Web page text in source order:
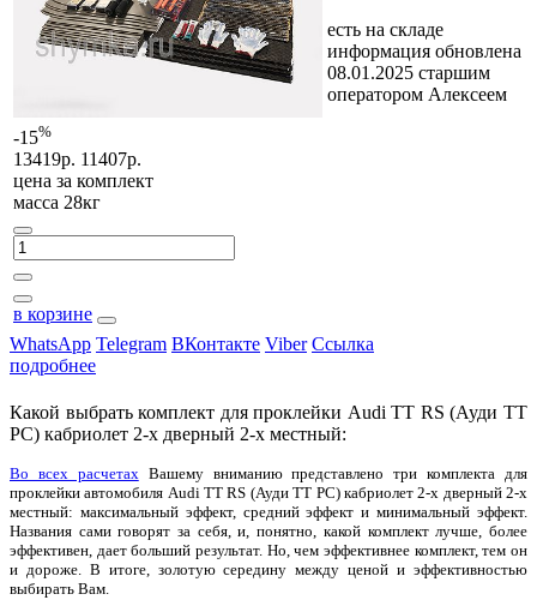
-15%
13419р. 11407р.
цена за комплект
масса 28кг
в корзине
есть на складе
информация обновлена
08.01.2025 старшим
оператором Алексеем
WhatsApp Telegram ВКонтакте Viber Ссылка
подробнее
Какой выбрать комплект для проклейки Audi TT RS (Ауди ТТ
РС) кабриолет 2-х дверный 2-х местный:
Во всех расчетах Вашему вниманию представлено три комплекта для
проклейки автомобиля Audi TT RS (Ауди ТТ РС) кабриолет 2-х дверный 2-х
местный: максимальный эффект, средний эффект и минимальный эффект.
Названия сами говорят за себя, и, понятно, какой комплект лучше, более
эффективен, дает больший результат. Но, чем эффективнее комплект, тем он
и дороже. В итоге, золотую середину между ценой и эффективностью
выбирать Вам.